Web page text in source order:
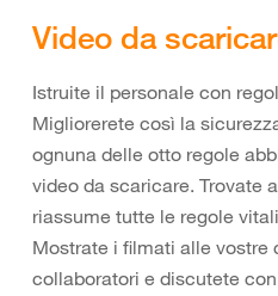
Video da
Istruite il personale con
Migliorerete così la
ognuna delle otto regole
video da scaricare. Trovate
riassume tutte le regole
Mostrate i filmati alle vostre
collaboratori e discutete